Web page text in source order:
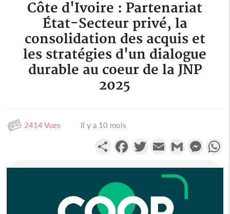
Côte d'Ivoire : Partenariat
État-Secteur privé, la
consolidation des acquis et
les stratégies d'un dialogue
durable au coeur de la JNP
2025
2414 Vues Il y a 10 mois
PartagerFacebookTwitterEmail Gmail